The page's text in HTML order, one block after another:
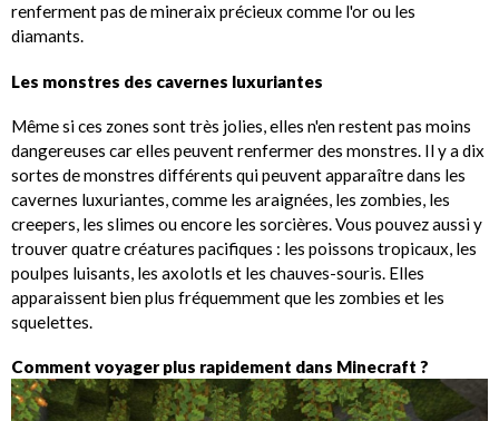
renferment pas de mineraix précieux comme l'or ou les
diamants.
Les monstres des cavernes luxuriantes
Même si ces zones sont très jolies, elles n'en restent pas moins
dangereuses car elles peuvent renfermer des monstres. Il y a dix
sortes de monstres différents qui peuvent apparaître dans les
cavernes luxuriantes, comme les araignées, les zombies, les
creepers, les slimes ou encore les sorcières. Vous pouvez aussi y
trouver quatre créatures pacifiques : les poissons tropicaux, les
poulpes luisants, les axolotls et les chauves-souris. Elles
apparaissent bien plus fréquemment que les zombies et les
squelettes.
Comment voyager plus rapidement dans Minecraft ?